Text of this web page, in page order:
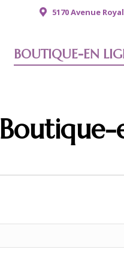
5170 Avenue
BOUTIQUE-EN
Boutique-